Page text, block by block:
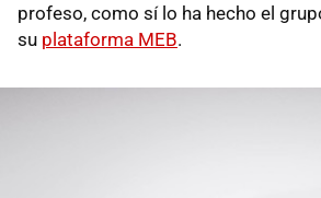
profeso, como sí lo ha hecho el
su plataforma MEB.